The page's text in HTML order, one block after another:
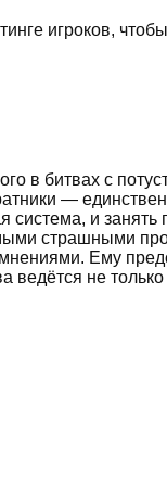
игроков,
в битвах с
—
и занять
страшными
Ему
не